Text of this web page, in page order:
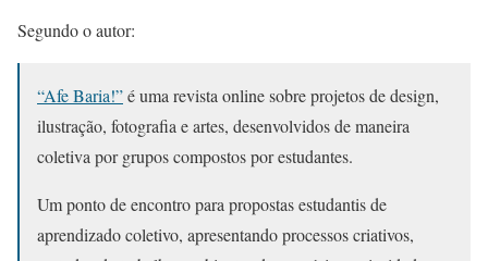
Segundo o autor:
“Afe Baria!”é uma revista online sobre projetos de design,
ilustração, fotografia e artes, desenvolvidos de maneira
coletiva por grupos compostos por estudantes.
Um ponto de encontro para propostas estudantis de
aprendizado coletivo, apresentando processos criativos,